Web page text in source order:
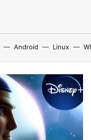
Android Linux